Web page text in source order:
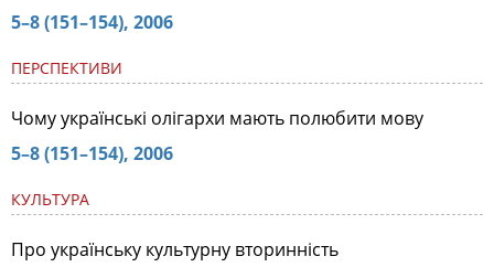
5–8 (151–154), 2006
ПЕРСПЕКТИВИ
Чому українські олігархи мають полюбити мову
5–8 (151–154), 2006
КУЛЬТУРА
Про українську культурну вторинність